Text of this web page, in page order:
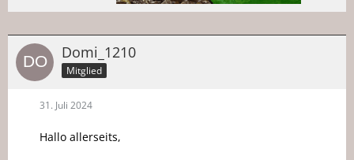
Domi_1210
Mitglied
31. Juli 2024
Hallo allerseits,